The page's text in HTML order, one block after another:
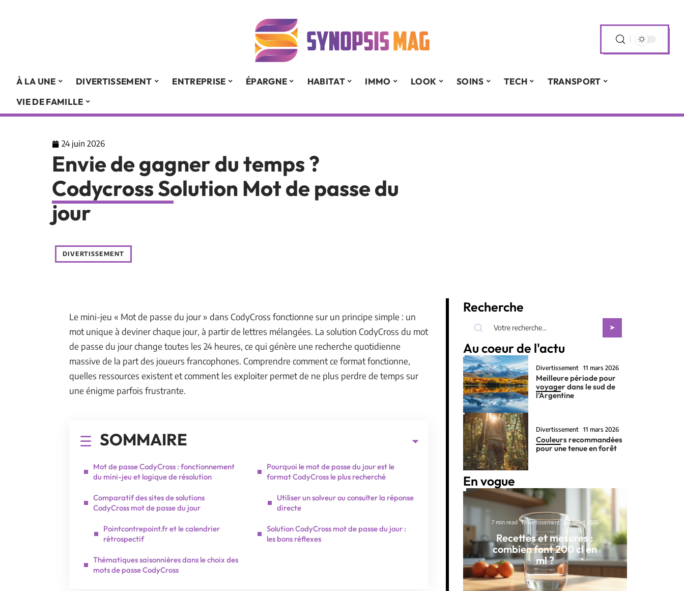
À LA UNE DIVERTISSEMENT ENTREPRISE ÉPARGNE HABITAT IMMO LOOK SOINS TECH
TRANSPORT
VIE DE FAMILLE
24 juin 2026
Envie de gagner du temps ?
Codycross Solution Mot de passe du
jour
DIVERTISSEMENT
Le mini-jeu « Mot de passe du jour » dans CodyCross fonctionne sur un principe simple : un
mot unique à deviner chaque jour, à partir de lettres mélangées. La solution CodyCross du mot
de passe du jour change toutes les 24 heures, ce qui génère une recherche quotidienne
massive de la part des joueurs francophones. Comprendre comment ce format fonctionne,
quelles ressources existent et comment les exploiter permet de ne plus perdre de temps sur
une énigme parfois frustrante.
SOMMAIRE
Mot de passe CodyCross : fonctionnement
du mini-jeu et logique de résolution
Comparatif des sites de solutions
CodyCross mot de passe du jour
Pointcontrepoint.fr et le calendrier
rétrospectif
Thématiques saisonnières dans le choix des
mots de passe CodyCross
Pourquoi le mot de passe du jour est le
format CodyCross le plus recherché
Utiliser un solveur ou consulter la réponse
directe
Solution CodyCross mot de passe du jour :
les bons réflexes
Recherche
Au coeur de l'actu
Divertissement 11 mars 2026
Meilleure période pour
voyager dans le sud de
l’Argentine
Divertissement 11 mars 2026
Couleurs recommandées
pour une tenue en forêt
En vogue
7 min read Divertissement 24 juillet 2026
Recettes et mesures :
combien font 200 cl en
ml ?